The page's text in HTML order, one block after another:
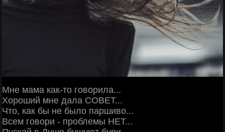
Мне мама как-то говорила...
Хороший мне дала СОВЕТ...
Что, как бы не было паршиво...
Всем говори - проблемы НЕТ...